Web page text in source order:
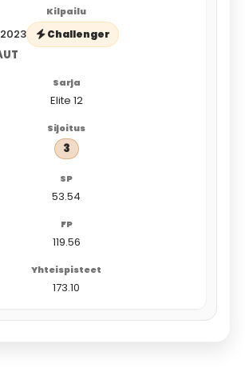
Challenger
Elite 12
3
53.54
119.56
173.10